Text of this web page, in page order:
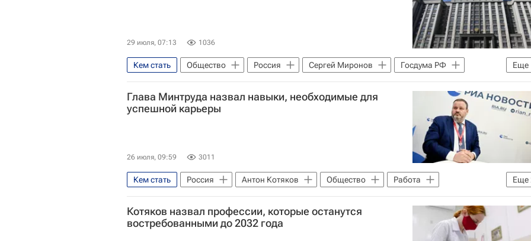
29 июля, 07:13 1036
Еще
Кем стать Общество Россия Сергей Миронов
Госдума РФ
Социальный навигатор
Глава Минтруда назвал навыки, необходимые для
успешной карьеры
26 июля, 09:59 3011
Еще
Кем стать Россия Антон Котяков Общество
Работа
Министерство труда и социальной защиты РФ (Минтруд России)
Социальный навигатор
Котяков назвал профессии, которые останутся
востребованными до 2032 года